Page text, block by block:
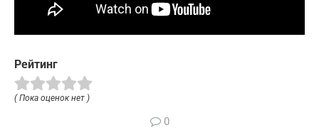
Рейтинг
( Пока оценок нет )
0